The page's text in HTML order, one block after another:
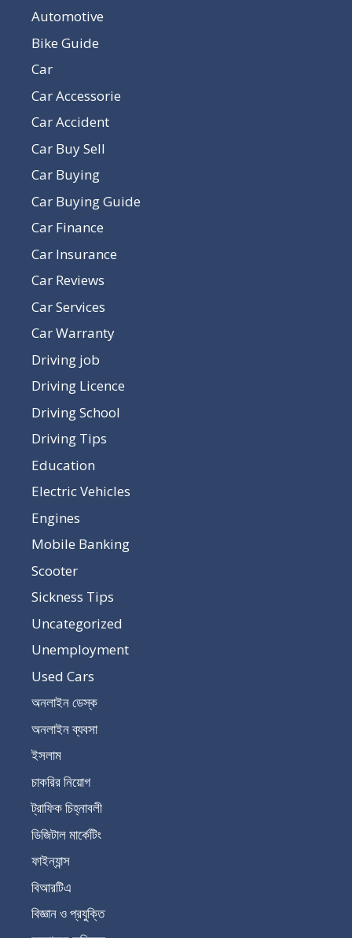
Automotive
Bike Guide
Car
Car Accessorie
Car Accident
Car Buy Sell
Car Buying
Car Buying Guide
Car Finance
Car Insurance
Car Reviews
Car Services
Car Warranty
Driving job
Driving Licence
Driving School
Driving Tips
Education
Electric Vehicles
Engines
Mobile Banking
Scooter
Sickness Tips
Uncategorized
Unemployment
Used Cars
অনলাইন ডেস্ক
অনলাইন ব্যবসা
ইসলাম
চাকরির নিয়োগ
ট্রাফিক চিহ্নাবলী
ডিজিটাল মার্কেটিং
ফাইন্যান্স
বিআরটিএ
বিজ্ঞান ও প্রযুক্তি